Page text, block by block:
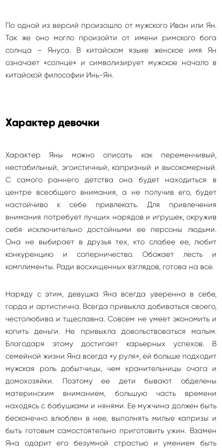
По одной из версий произошло от мужского Иван или Ян.
Так же оно могло произойти от имени римского бога
солнца – Януса. В китайском языке женское имя Ян
означает «солнце» и символизирует мужское начало в
китайской философии Инь-Ян.
Характер девочки
Характер Яны можно описать как переменчивый,
нестабильный, эгоистичный, капризный и высокомерный.
С самого раннего детства она будет находиться в
центре всеобщего внимания, а не получив его, будет
настойчиво к себе привлекать. Для привлечения
внимания потребует лучших нарядов и игрушек, окружив
себя исключительно достойными ее персоны людьми.
Она не выбирает в друзья тех, кто слабее ее, любит
конкуренцию и соперничество. Обожает лесть и
комплименты. Ради восхищенных взглядов, готова на все.
Наряду с этим, девушка Яна всегда уверенна в себе,
горда и артистична. Всегда привыкла добиваться своего,
честолюбива и тщеславна. Совсем не умеет экономить и
копить деньги. Не привыкла довольствоваться малым.
Благодаря этому достигает карьерных успехов. В
семейной жизни Яна всегда «у руля», ей больше подходит
мужская роль добытчицы, чем хранительницы очага и
домохозяйки. Поэтому ее дети бывают обделены
материнским вниманием, большую часть времени
находясь с бабушками и нянями. Ее мужчина должен быть
бесконечно влюблен в нее, выполнять милые капризы и
быть готовым самостоятельно приготовить ужин. Взамен
Яна одарит его безумной страстью и умением быть